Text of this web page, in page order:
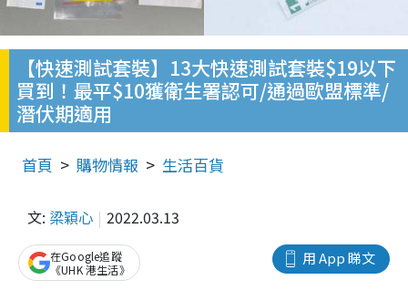
【快速測試套裝】13大快速測試套裝$19以下
買到！最平$10獲衛生署認可/通過歐盟標準/
潛伏期適用
首頁 購物情報 生活百貨
文: 梁穎心 2022.03.13
用 App 睇文
在Google追蹤
《UHK 港生活》